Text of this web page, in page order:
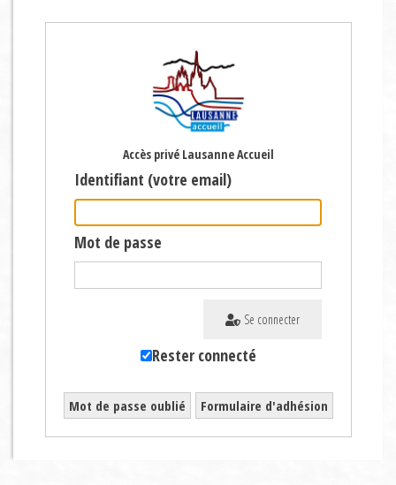
Accès privé Lausanne Accueil
Identifiant (votre email)
Mot de passe
Se connecter
Rester connecté
Mot de passe oublié Formulaire d'adhésion